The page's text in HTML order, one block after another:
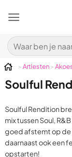
naar
Zoeken
naar:
> Artiesten>
Soulful
Soulful Rendition
mix tussen Soul,
goed afstemt op de
daarnaast ook een
opstarten!